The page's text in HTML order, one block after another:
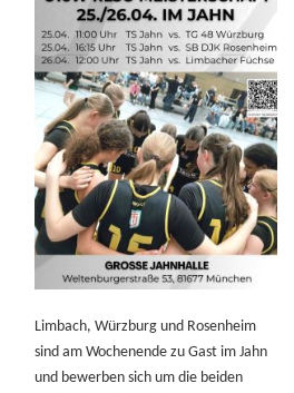
Limbach, Würzburg und Rosenheim
sind am Wochenende zu Gast im Jahn
und bewerben sich um die beiden